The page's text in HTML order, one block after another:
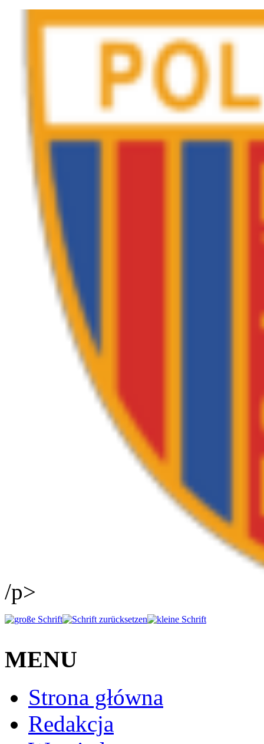
/p>
MENU
Strona główna
Redakcja